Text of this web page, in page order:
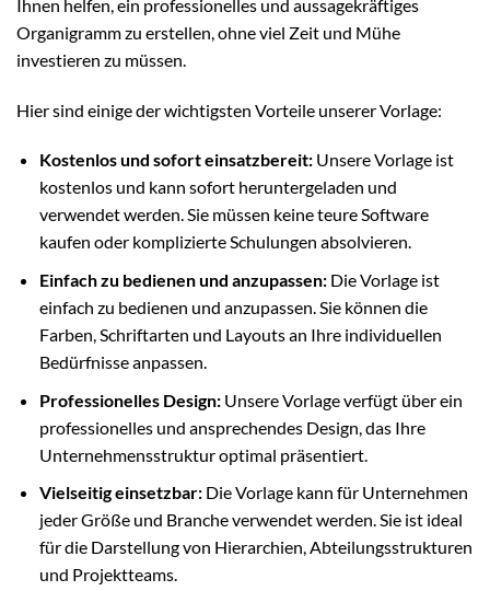
Ihnen helfen, ein professionelles und aussagekräftiges
Organigramm zu erstellen, ohne viel Zeit und Mühe
investieren zu müssen.
Hier sind einige der wichtigsten Vorteile unserer Vorlage:
Kostenlos und sofort einsatzbereit:Unsere Vorlage ist
kostenlos und kann sofort heruntergeladen und
verwendet werden. Sie müssen keine teure Software
kaufen oder komplizierte Schulungen absolvieren.
Einfach zu bedienen und anzupassen:Die Vorlage ist
einfach zu bedienen und anzupassen. Sie können die
Farben, Schriftarten und Layouts an Ihre individuellen
Bedürfnisse anpassen.
Professionelles Design:Unsere Vorlage verfügt über ein
professionelles und ansprechendes Design, das Ihre
Unternehmensstruktur optimal präsentiert.
Vielseitig einsetzbar:Die Vorlage kann für Unternehmen
jeder Größe und Branche verwendet werden. Sie ist ideal
für die Darstellung von Hierarchien, Abteilungsstrukturen
und Projektteams.